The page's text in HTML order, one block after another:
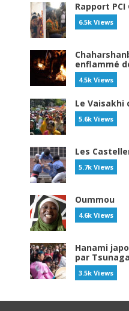
Rapport
6.5k Views
enflammé
4.5k Views
Le Vaisakhi
5.6k Views
Les
5.7k Views
Oummou
4.6k Views
Hanami
par
3.5k Views